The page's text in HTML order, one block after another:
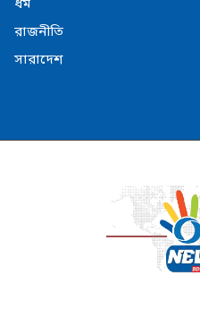
ধর্ম
রাজনীতি
সারাদেশ